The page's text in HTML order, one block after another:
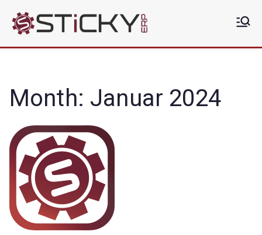
Inhalt
Die clevere ERP Lösung
Month: Januar 2024